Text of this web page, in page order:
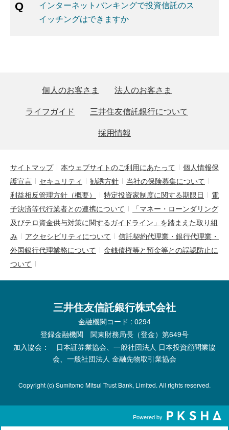
インターネットバンキングで投資信託のス
イッチングはできますか
個人のお客さま
法人のお客さま
ライフガイド
三井住友信託銀行について
採用情報
サイトマップ 本ウェブサイトのご利用にあたって
個人情報保
護宣言
セキュリティ 勧誘方針
当社の保険募集について
利益相反管理方針（概要）
特定投資家制度に関する期限日
電
子決済等代行業者との連携について
「マネー・ローンダリング
及びテロ資金供与対策に関するガイドライン」を踏まえた取り組
み
アクセシビリティについて
信託契約代理業・銀行代理業・
外国銀行代理業務について
金銭債権等と預金等との誤認防止に
ついて
三井住友信託銀行株式会社
金融機関コード : 0294
登録金融機関 関東財務局長（登金）第649号
加入協会： 日本証券業協会、一般社団法人 日本投資顧問業協
会、一般社団法人 金融先物取引業協会
Copyright (c) Sumitomo Mitsui Trust Bank, Limited. All rights reserved.
Powered by